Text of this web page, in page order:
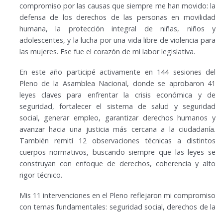
compromiso por las causas que siempre me han movido: la
defensa de los derechos de las personas en movilidad
humana, la protección integral de niñas, niños y
adolescentes, y la lucha por una vida libre de violencia para
las mujeres. Ese fue el corazón de mi labor legislativa.
En este año participé activamente en 144 sesiones del
Pleno de la Asamblea Nacional, donde se aprobaron 41
leyes claves para enfrentar la crisis económica y de
seguridad, fortalecer el sistema de salud y seguridad
social, generar empleo, garantizar derechos humanos y
avanzar hacia una justicia más cercana a la ciudadanía.
También remití 12 observaciones técnicas a distintos
cuerpos normativos, buscando siempre que las leyes se
construyan con enfoque de derechos, coherencia y alto
rigor técnico.
Mis 11 intervenciones en el Pleno reflejaron mi compromiso
con temas fundamentales: seguridad social, derechos de la